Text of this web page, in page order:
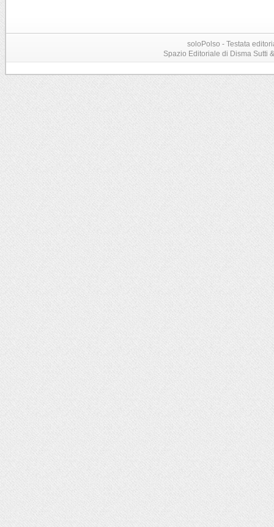
soloPolso - Testata
Spazio Editoriale di Disma Sutti